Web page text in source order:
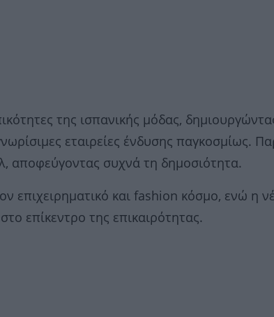
της ισπανικής μόδας,
εταιρείες ένδυσης παγκοσμίως.
αποφεύγοντας συχνά τη δημοσιότητα.
επιχειρηματικό και fashion κόσμο, ενώ η
επίκεντρο της επικαιρότητας.